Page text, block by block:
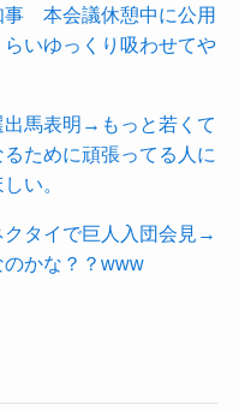
事 本会議休憩中に公用
いゆっくり吸わせてや
出馬表明→もっと若くて
ために頑張ってる人に
い。
クタイで巨人入団会見→
のかな？？www